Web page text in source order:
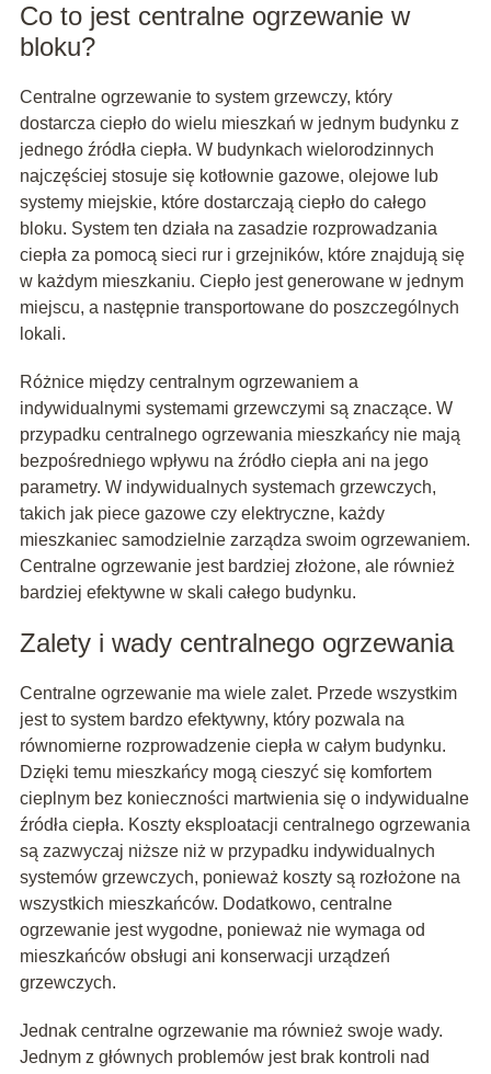
Co to jest centralne ogrzewanie w
bloku?
Centralne ogrzewanie to system grzewczy, który
dostarcza ciepło do wielu mieszkań w jednym budynku z
jednego źródła ciepła. W budynkach wielorodzinnych
najczęściej stosuje się kotłownie gazowe, olejowe lub
systemy miejskie, które dostarczają ciepło do całego
bloku. System ten działa na zasadzie rozprowadzania
ciepła za pomocą sieci rur i grzejników, które znajdują się
w każdym mieszkaniu. Ciepło jest generowane w jednym
miejscu, a następnie transportowane do poszczególnych
lokali.
Różnice między centralnym ogrzewaniem a
indywidualnymi systemami grzewczymi są znaczące. W
przypadku centralnego ogrzewania mieszkańcy nie mają
bezpośredniego wpływu na źródło ciepła ani na jego
parametry. W indywidualnych systemach grzewczych,
takich jak piece gazowe czy elektryczne, każdy
mieszkaniec samodzielnie zarządza swoim ogrzewaniem.
Centralne ogrzewanie jest bardziej złożone, ale również
bardziej efektywne w skali całego budynku.
Zalety i wady centralnego ogrzewania
Centralne ogrzewanie ma wiele zalet. Przede wszystkim
jest to system bardzo efektywny, który pozwala na
równomierne rozprowadzenie ciepła w całym budynku.
Dzięki temu mieszkańcy mogą cieszyć się komfortem
cieplnym bez konieczności martwienia się o indywidualne
źródła ciepła. Koszty eksploatacji centralnego ogrzewania
są zazwyczaj niższe niż w przypadku indywidualnych
systemów grzewczych, ponieważ koszty są rozłożone na
wszystkich mieszkańców. Dodatkowo, centralne
ogrzewanie jest wygodne, ponieważ nie wymaga od
mieszkańców obsługi ani konserwacji urządzeń
grzewczych.
Jednak centralne ogrzewanie ma również swoje wady.
Jednym z głównych problemów jest brak kontroli nad